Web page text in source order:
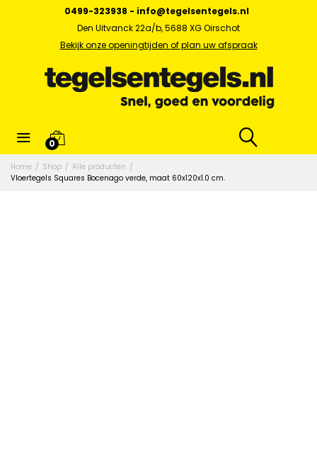
0499-323938 - info@tegelsentegels.nl
Den Uitvanck 22a/b, 5688 XG Oirschot
Bekijk onze openingtijden of plan uw afspraak
0
Home / Shop / Alle producten /
Vloertegels Squares Bocenago verde, maat 60x120x1.0 cm.